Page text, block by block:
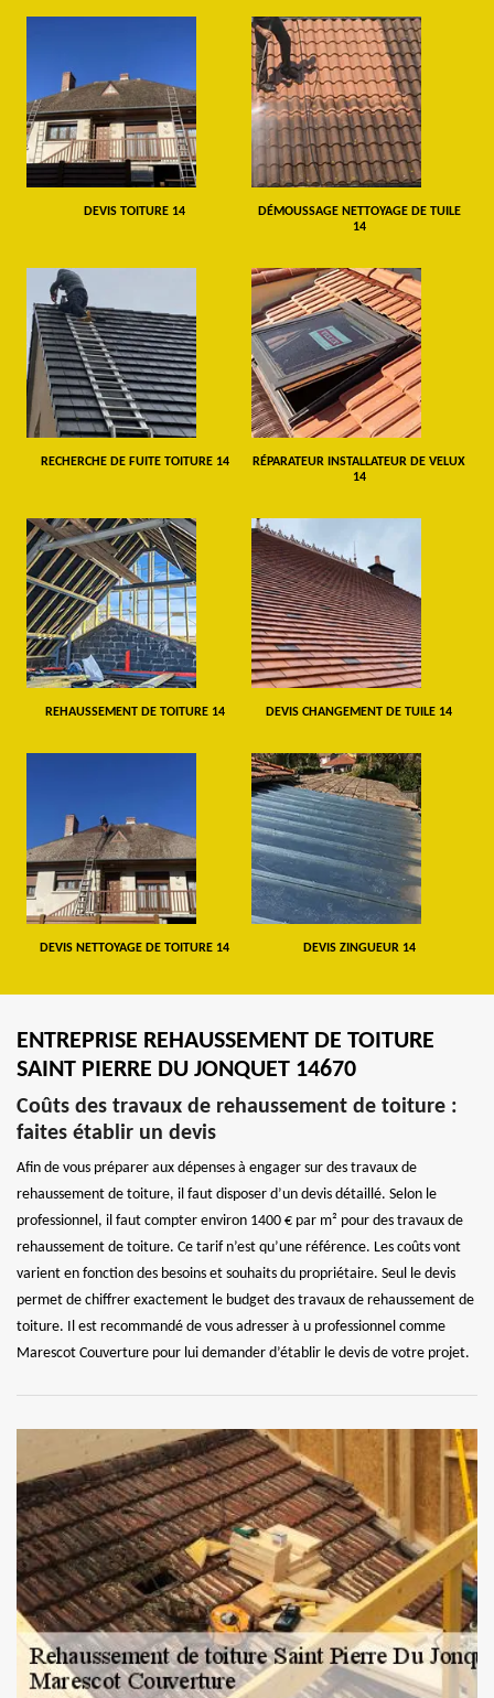
DEVIS TOITURE 14
DÉMOUSSAGE NETTOYAGE DE TUILE
14
RECHERCHE DE FUITE TOITURE 14
RÉPARATEUR INSTALLATEUR DE VELUX
14
REHAUSSEMENT DE TOITURE 14 DEVIS CHANGEMENT DE TUILE 14
DEVIS NETTOYAGE DE TOITURE 14 DEVIS ZINGUEUR 14
ENTREPRISE REHAUSSEMENT DE TOITURE
SAINT PIERRE DU JONQUET 14670
Coûts des travaux de rehaussement de toiture :
faites établir un devis
Afin de vous préparer aux dépenses à engager sur des travaux de
rehaussement de toiture, il faut disposer d’un devis détaillé. Selon le
professionnel, il faut compter environ 1400 € par m² pour des travaux de
rehaussement de toiture. Ce tarif n’est qu’une référence. Les coûts vont
varient en fonction des besoins et souhaits du propriétaire. Seul le devis
permet de chiffrer exactement le budget des travaux de rehaussement de
toiture. Il est recommandé de vous adresser à u professionnel comme
Marescot Couverture pour lui demander d’établir le devis de votre projet.